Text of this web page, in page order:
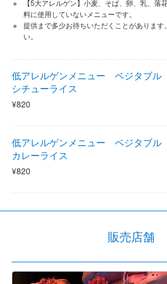
【5大アレルゲン】小麦、そば、卵、乳、落
料に使用していないメニューです。
提供まで多少お待ちいただくことがあります
い。
低アレルゲンメニュー ベジタブル
シチューライス
¥820
低アレルゲンメニュー ベジタブル
カレーライス
¥820
販売店舗